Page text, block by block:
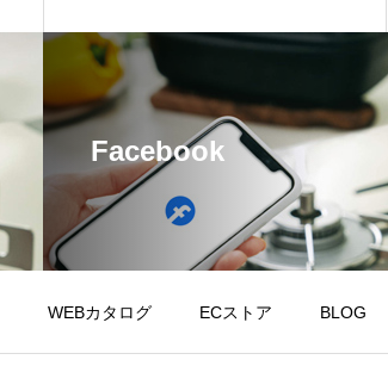
Facebook
WEBカタログ ECストア BLOG